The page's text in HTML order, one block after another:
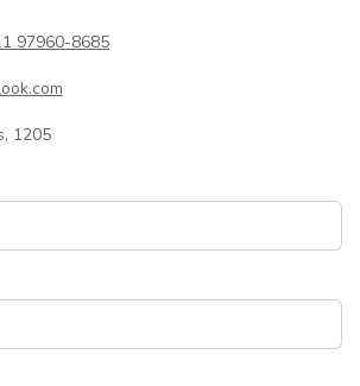
97960-8685
1205